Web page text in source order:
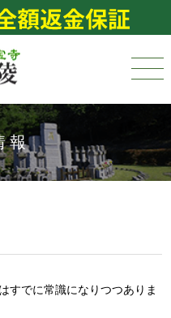
報
すでに常識になりつつありま